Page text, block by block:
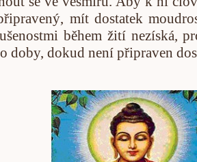
mít dostatek
během žití nezíská,
doby, dokud není připraven